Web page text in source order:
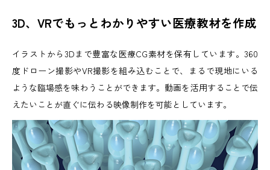
3D、VRでもっとわかりやすい医療教材を作成
イラストから3Dまで豊富な医療CG素材を保有しています。360
度ドローン撮影やVR撮影を組み込むことで、まるで現地にいる
ような臨場感を味わうことができます。動画を活用することで伝
えたいことが直ぐに伝わる映像制作を可能としています。